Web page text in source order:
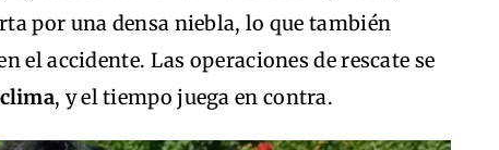
por una densa niebla, lo que también
el accidente. Las operaciones de rescate se
, y el tiempo juega en contra.